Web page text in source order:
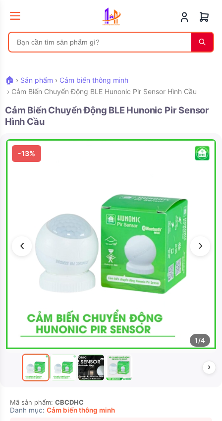
🏠 › Sản phẩm › Cảm biến thông minh
› Cảm Biến Chuyển Động BLE Hunonic Pir Sensor Hình Cầu
Cảm Biến Chuyển Động BLE Hunonic Pir Sensor
Hình Cầu
‹
-13%
1/4
›
›
Mã sản phẩm: CBCDHC
Danh mục: Cảm biến thông minh